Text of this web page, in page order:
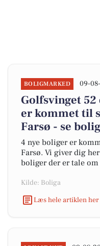
BOLIGMARKED 09-
Golfsvinget
er kommet til
Farsø - se
4 nye boliger er
Farsø. Vi giver dig
boliger der er tale om
Kilde: Boliga
Læs hele artiklen her